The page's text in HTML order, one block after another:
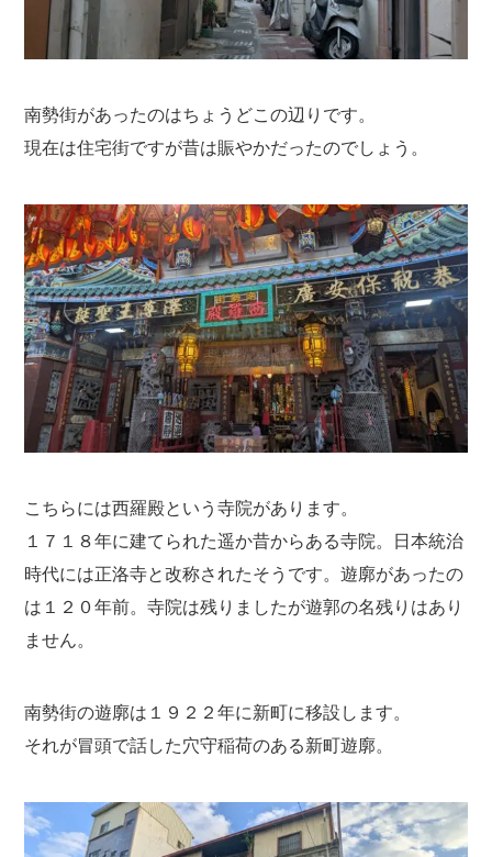
南勢街があったのはちょうどこの辺りです。
現在は住宅街ですが昔は賑やかだったのでしょう。
こちらには西羅殿という寺院があります。
１７１８年に建てられた遥か昔からある寺院。日本統治
時代には正洛寺と改称されたそうです。遊廓があったの
は１２０年前。寺院は残りましたが遊郭の名残りはあり
ません。
南勢街の遊廓は１９２２年に新町に移設します。
それが冒頭で話した穴守稲荷のある新町遊廓。